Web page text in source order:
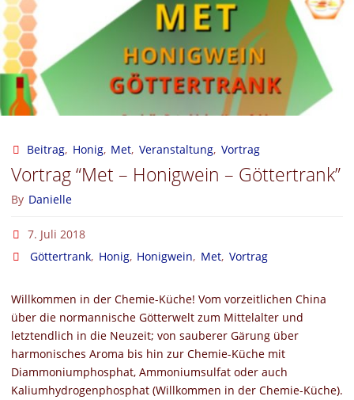
Wachsverarbeitung
beim
Beitrag, Honig, Met, Veranstaltung, Vortrag
Vortrag “Met – Honigwein – Göttertrank”
By Danielle
7. Juli 2018
Göttertrank, Honig, Honigwein, Met, Vortrag
Willkommen in der Chemie-Küche! Vom vorzeitlichen China
über die normannische Götterwelt zum Mittelalter und
letztendlich in die Neuzeit; von sauberer Gärung über
harmonisches Aroma bis hin zur Chemie-Küche mit
Diammoniumphosphat, Ammoniumsulfat oder auch
Kaliumhydrogenphosphat (Willkommen in der Chemie-Küche).